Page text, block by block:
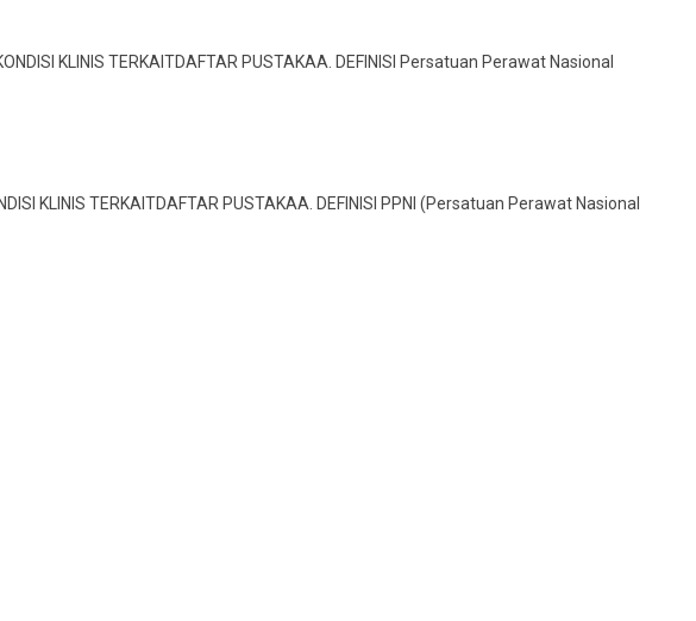
KLINIS TERKAITDAFTAR PUSTAKAA. DEFINISI Persatuan Perawat Nasional
KLINIS TERKAITDAFTAR PUSTAKAA. DEFINISI PPNI (Persatuan Perawat Nasional